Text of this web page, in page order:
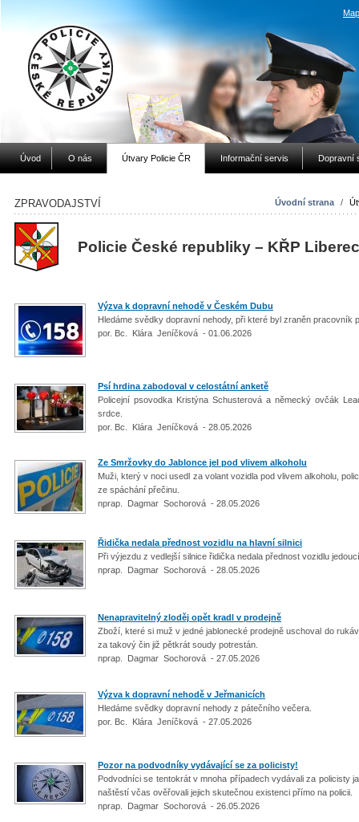
Úvod O nás Útvary Policie ČR Informační servis Dopravní
Úvodní strana /
ZPRAVODAJSTVÍ
Policie České republiky – KŘP
Výzva k dopravní nehodě v Českém Dubu
Hledáme svědky dopravní nehody, při které byl zraněn
por. Bc. Klára Jeníčková - 01.06.2026
Psí hrdina zabodoval v celostátní anketě
Policejní psovodka Kristýna Schusterová a německý ovčák
srdce.
por. Bc. Klára Jeníčková - 28.05.2026
Ze Smržovky do Jablonce jel pod vlivem alkoholu
Muži, který v noci usedl za volant vozidla pod vlivem alkoholu,
ze spáchání přečinu.
nprap. Dagmar Sochorová - 28.05.2026
Řidička nedala přednost vozidlu na hlavní silnici
Při výjezdu z vedlejší silnice řidička nedala přednost vozidlu
nprap. Dagmar Sochorová - 28.05.2026
Nenapravitelný zloděj opět kradl v prodejně
Zboží, které si muž v jedné jablonecké prodejně uschoval do
za takový čin již pětkrát soudy potrestán.
nprap. Dagmar Sochorová - 27.05.2026
Výzva k dopravní nehodě v Jeřmanicích
Hledáme svědky dopravní nehody z pátečního večera.
por. Bc. Klára Jeníčková - 27.05.2026
Pozor na podvodníky vydávající se za policisty!
Podvodníci se tentokrát v mnoha případech vydávali za policisty
naštěstí včas ověřovali jejich skutečnou existenci přímo na policii.
nprap. Dagmar Sochorová - 26.05.2026